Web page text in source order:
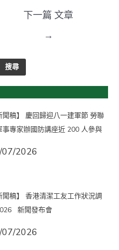
下一篇 文章
→
搜尋
聞稿】 慶回歸迎八一建軍節 勞聯
事專家辦國防講座近 200 人參與
2026
聞稿】 香港清潔工友工作狀況調
新聞發布會
2026